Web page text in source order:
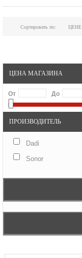
Сортировать по: ЦЕНЕ
ЦЕНА МАГАЗИНА
От До
ПРОИЗВОДИТЕЛЬ
Dadi
Sonor